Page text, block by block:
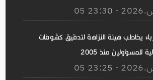
يخاطب هيئة النزاهة لتدقيق كشوفات
للمسؤولين منذ 2005